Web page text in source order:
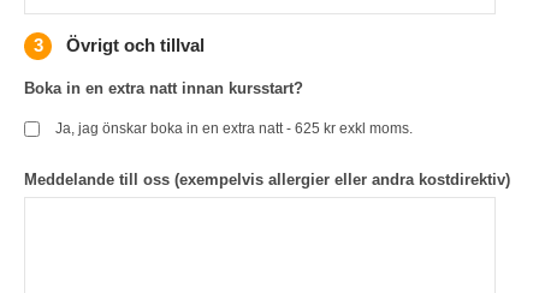
Övrigt och tillval
Boka in en extra natt innan kursstart?
Ja, jag önskar boka in en extra natt - 625 kr exkl moms.
Meddelande till oss (exempelvis allergier eller andra kostdirektiv)